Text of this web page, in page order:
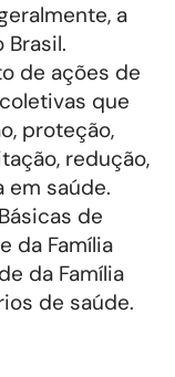
a
Brasil.
de ações de
que
proteção,
redução,
em saúde.
de
da Família
da Família
de saúde.